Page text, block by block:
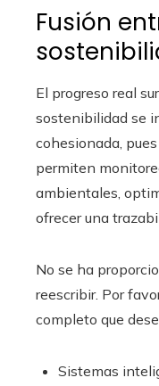
Fusión
El progreso real
sostenibilidad se
cohesionada,
permiten
ambientales,
ofrecer una
No se ha
reescribir. Por
completo que
Sistemas